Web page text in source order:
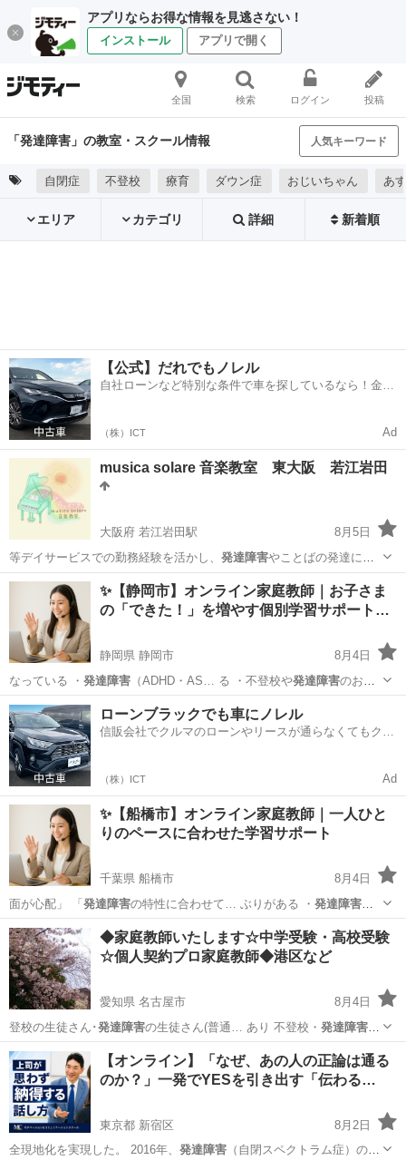
アプリならお得な情報を見逃さない！
インストール アプリで開く
全国 検索 ログイン 投稿
「発達障害」の教室・スクール情報 人気キーワード
自閉症 不登校 療育 ダウン症 おじいちゃん あ
エリア カテゴリ 詳細 新着順
【公式】だれでもノレル
自社ローンなど特別な条件で車を探しているなら！金利
（株）ICT Ad
musica solare 音楽教室 東大阪 若江岩田
大阪府 若江岩田駅
8月5日
等デイサービスでの勤務経験を活かし、 発達障害やことばの発達に不
安のあるお子様への…
大阪 東大阪市 若江岩田駅 ピアノ ピアノレッスン
✨【静岡市】オンライン家庭教師｜お子さま
の「できた！」を増やす個別学習サポート…
静岡県 静岡市
8月4日
なっている ・ 発達障害（ADHD・AS… る ・不登校や発達障害のお子
さまへの指…
静岡 静岡市 家庭教師 不登校
ローンブラックでも車にノレル
信販会社でクルマのローンやリースが通らなくてもクル
（株）ICT Ad
✨【船橋市】オンライン家庭教師｜一人ひと
りのペースに合わせた学習サポート
千葉県 船橋市
8月4日
面が心配」 「発達障害の特性に合わせて… ぶりがある ・ 発達障害
（ADHD・AS… る ・不登校・発達障害のお子さまの指導… 子さまや
不登校・発達障害のお子さま向けの…
千葉 船橋市 家庭教師 発達障害
◆家庭教師いたします☆中学受験・高校受験
☆個人契約プロ家庭教師◆港区など
愛知県 名古屋市
8月4日
登校の生徒さん･ 発達障害の生徒さん(普通… あり 不登校・ 発達障害
(ASD・ADH…
愛知 名古屋市 家庭教師 不登校
【オンライン】「なぜ、あの人の正論は通る
のか？」一発でYESを引き出す「伝わる…
東京都 新宿区
8月2日
全現地化を実現した。 2016年、 発達障害（自閉スペクトラム症）の甥